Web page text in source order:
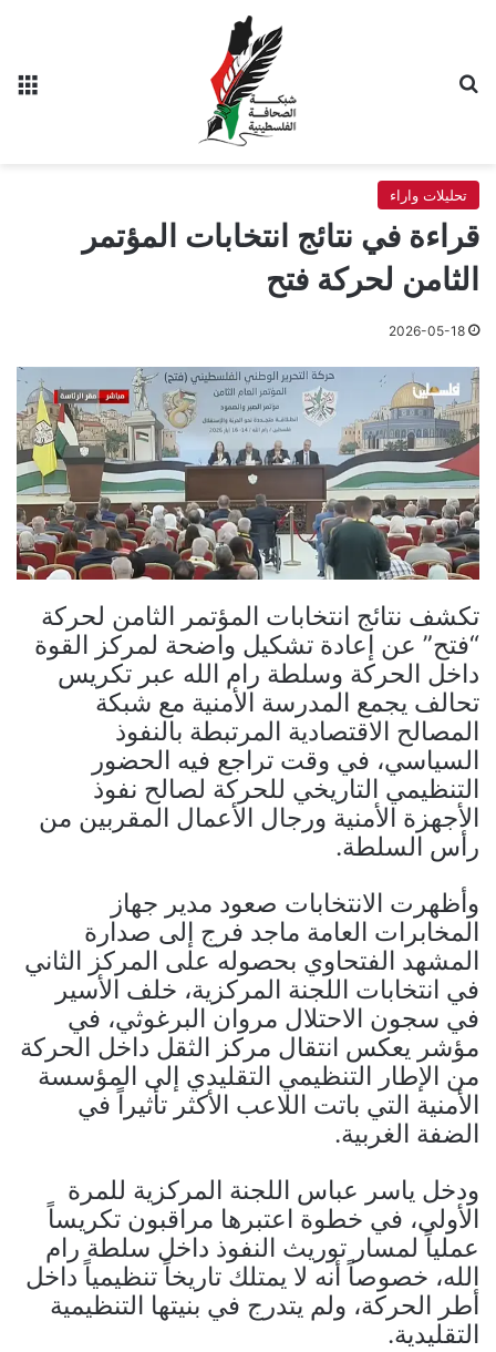
تحليلات واراء
قراءة في نتائج انتخابات المؤتمر
الثامن لحركة فتح
2026-05-18
تكشف نتائج انتخابات المؤتمر الثامن لحركة
“فتح” عن إعادة تشكيل واضحة لمركز القوة
داخل الحركة وسلطة رام الله عبر تكريس
تحالف يجمع المدرسة الأمنية مع شبكة
المصالح الاقتصادية المرتبطة بالنفوذ
السياسي، في وقت تراجع فيه الحضور
التنظيمي التاريخي للحركة لصالح نفوذ
الأجهزة الأمنية ورجال الأعمال المقربين من
رأس السلطة.
وأظهرت الانتخابات صعود مدير جهاز
المخابرات العامة ماجد فرج إلى صدارة
المشهد الفتحاوي بحصوله على المركز الثاني
في انتخابات اللجنة المركزية، خلف الأسير
في سجون الاحتلال مروان البرغوثي، في
مؤشر يعكس انتقال مركز الثقل داخل الحركة
من الإطار التنظيمي التقليدي إلى المؤسسة
الأمنية التي باتت اللاعب الأكثر تأثيراً في
الضفة الغربية.
ودخل ياسر عباس اللجنة المركزية للمرة
الأولى، في خطوة اعتبرها مراقبون تكريساً
عملياً لمسار توريث النفوذ داخل سلطة رام
الله، خصوصاً أنه لا يمتلك تاريخاً تنظيمياً داخل
أطر الحركة، ولم يتدرج في بنيتها التنظيمية
التقليدية.